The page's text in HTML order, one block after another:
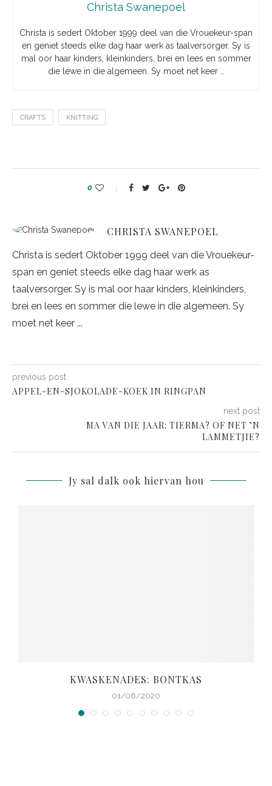
Christa Swanepoel
Christa is sedert Oktober 1999 deel van die Vrouekeur-span
en geniet steeds elke dag haar werk as taalversorger. Sy is
mal oor haar kinders, kleinkinders, brei en lees en sommer
die lewe in die algemeen. Sy moet net keer …
CRAFTS KNITTING
0
CHRISTA SWANEPOEL
Christa is sedert Oktober 1999 deel van die Vrouekeur-
span en geniet steeds elke dag haar werk as
taalversorger. Sy is mal oor haar kinders, kleinkinders,
brei en lees en sommer die lewe in die algemeen. Sy
moet net keer ...
previous post
APPEL-EN-SJOKOLADE-KOEK IN RINGPAN
next post
MA VAN DIE JAAR: TIERMA? OF NET ’N
LAMMETJIE?
Jy sal dalk ook hiervan hou
KWASKENADES: BONTKAS
01/06/2020